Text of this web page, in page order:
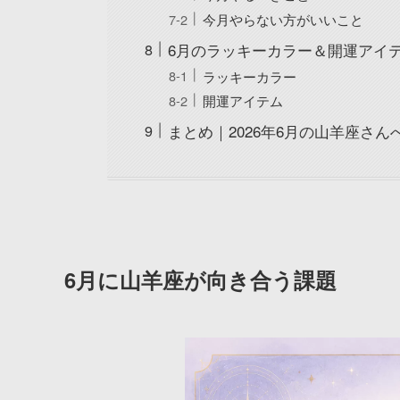
今月やらない方がいいこと
6月のラッキーカラー＆開運アイ
ラッキーカラー
開運アイテム
まとめ｜2026年6月の山羊座さん
6月に山羊座が向き合う課題